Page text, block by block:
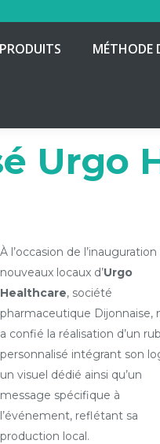
PRODUITS MÉTHODE
Urgo
À l’occasion de
nouveaux locaux d’Urgo
Healthcare, société
pharmaceutique Dijonnaise,
a confié la réalisation d’un
personnalisé intégrant son
un visuel dédié ainsi qu’un
message spécifique à
l’événement, reflétant sa
production local.